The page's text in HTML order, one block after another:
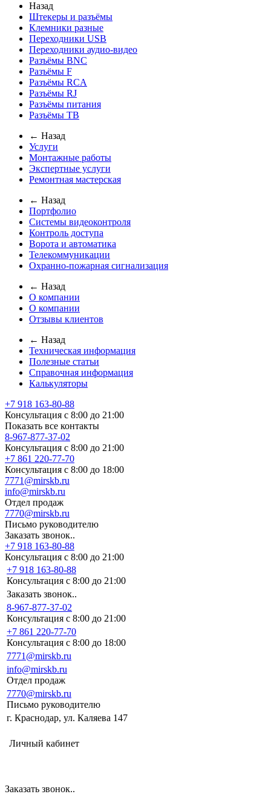
Назад
Штекеры и разъёмы
Клемники разные
Переходники USB
Переходники аудио-видео
Разъёмы BNC
Разъёмы F
Разъёмы RCA
Разъёмы RJ
Разъёмы питания
Разъёмы ТВ
← Назад
Услуги
Монтажные работы
Экспертные услуги
Ремонтная мастерская
← Назад
Портфолио
Системы видеоконтроля
Контроль доступа
Ворота и автоматика
Телекоммуникации
Охранно-пожарная сигнализация
← Назад
О компании
О компании
Отзывы клиентов
← Назад
Техническая информация
Полезные статьи
Справочная информация
Калькуляторы
+7 918 163-80-88
Консультация с 8:00 до 21:00
Показать все контакты
8-967-877-37-02
Консультация с 8:00 до 21:00
+7 861 220-77-70
Консультация с 8:00 до 18:00
7771@mirskb.ru
info@mirskb.ru
Отдел продаж
7770@mirskb.ru
Письмо руководителю
Заказать звонок..
+7 918 163-80-88
Консультация с 8:00 до 21:00
+7 918 163-80-88
Консультация с 8:00 до 21:00
Заказать звонок..
8-967-877-37-02
Консультация с 8:00 до 21:00
+7 861 220-77-70
Консультация с 8:00 до 18:00
7771@mirskb.ru
info@mirskb.ru
Отдел продаж
7770@mirskb.ru
Письмо руководителю
г. Краснодар, ул. Каляева 147
Личный кабинет
Заказать звонок..